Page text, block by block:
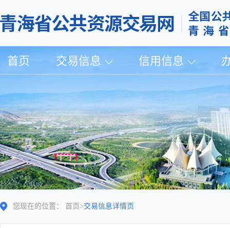
首页 交易信息 信用信息
您现在的位置： 首页 >交易信息详情页